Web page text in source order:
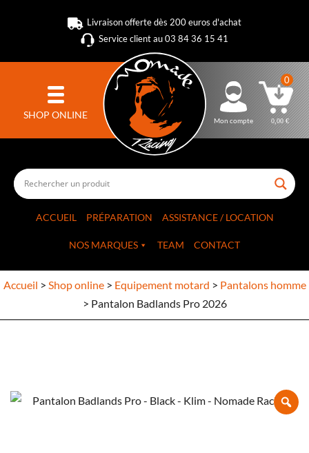
Livraison offerte dès 200 euros d'achat
Service client au 03 84 36 15 41
SHOP ONLINE Mon compte
0
0,00€
ACCUEIL PRÉPARATION ASSISTANCE / LOCATION
NOS MARQUES TEAM CONTACT
Accueil > Shop online> Equipement motard > Pantalons homme
> Pantalon Badlands Pro 2026